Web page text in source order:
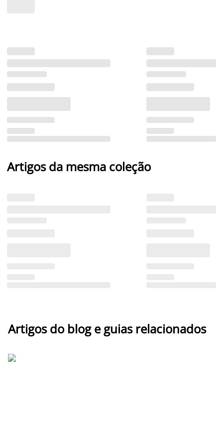
Artigos da mesma coleção
Artigos do blog e guias relacionados